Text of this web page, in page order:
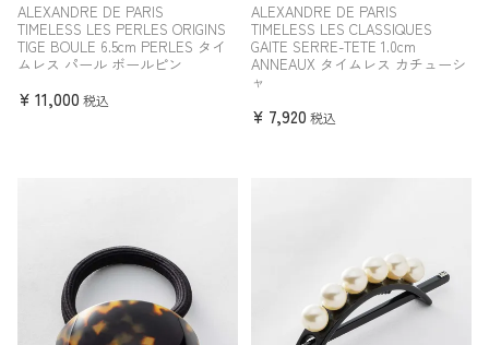
ALEXANDRE DE PARIS
TIMELESS LES PERLES ORIGINS
TIGE BOULE 6.5cm PERLES タイ
ムレス パール ボールピン
¥ 11,000 税込
ALEXANDRE DE PARIS
TIMELESS LES CLASSIQUES
GAITE SERRE-TETE 1.0cm
ANNEAUX タイムレス カチューシ
ャ
¥ 7,920 税込